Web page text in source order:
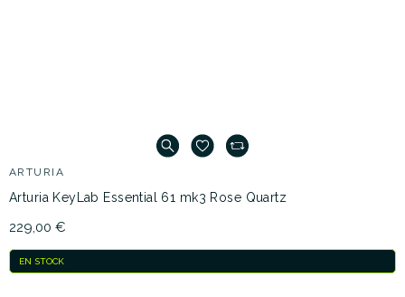
ARTURIA
Arturia KeyLab Essential 61 mk3 Rose Quartz
229,00 €
EN STOCK